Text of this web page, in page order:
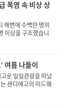
속 비상 상
해변에 수백만 명의
이상을 구조했습니
안류 현상과 맞물리
다. 대규모 구조...
나들이
로 일일관광을 떠났
샌디에고의 미드웨
거운 시간을 가졌습
북민후원회는 미주